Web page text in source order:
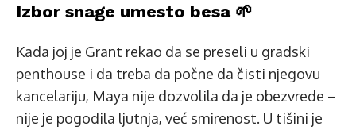
Izbor snage umesto besa 🌱
Kada joj je Grant rekao da se preseli u gradski
penthouse i da treba da počne da čisti njegovu
kancelariju, Maya nije dozvolila da je obezvrede –
nije je pogodila ljutnja, već smirenost. U tišini je